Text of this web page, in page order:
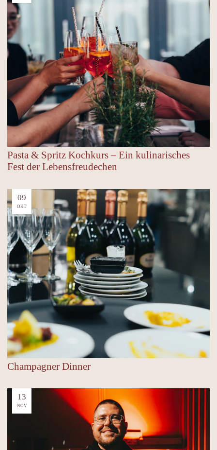
Pasta & Spritz Kochkurs – Ein kulinarisches
Fest der Lebensfreudechen
09
OKT
Champagner Dinner
13
NOV